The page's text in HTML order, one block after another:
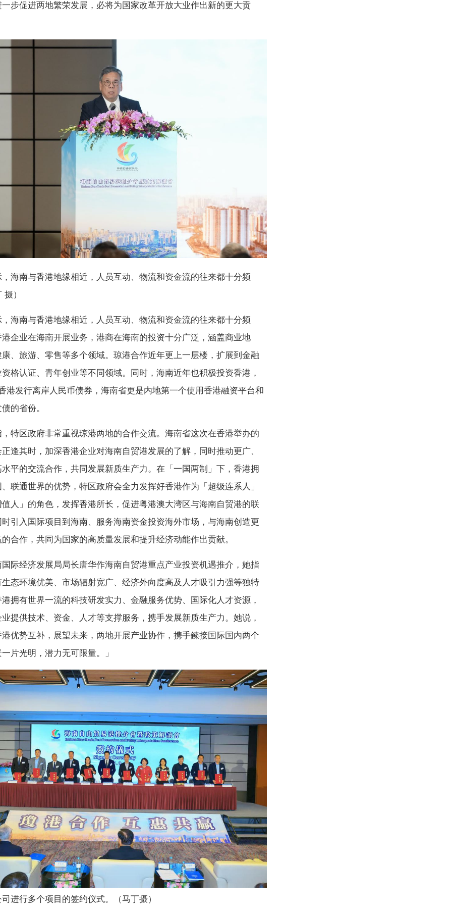
步促进两地繁荣发展，必将为国家改革开放大业作出新的更大贡
海南与香港地缘相近，人员互动、物流和资金流的往来都十分频
）
海南与香港地缘相近，人员互动、物流和资金流的往来都十分频
企业在海南开展业务，港商在海南的投资十分广泛，涵盖商业地
、旅游、零售等多个领域。琼港合作近年更上一层楼，扩展到金融
格认证、青年创业等不同领域。同时，海南近年也积极投资香港，
港发行离岸人民币债券，海南省更是内地第一个使用香港融资平台和
的省份。
特区政府非常重视琼港两地的合作交流。海南省这次在香港举办的
逢其时，加深香港企业对海南自贸港发展的了解，同时推动更广、
平的交流合作，共同发展新质生产力。在「一国两制」下，香港拥
联通世界的优势，特区政府会全力发挥好香港作为「超级连系人」
人」的角色，发挥香港所长，促进粤港澳大湾区与海南自贸港的联
引入国际项目到海南、服务海南资金投资海外市场，与海南创造更
合作，共同为国家的高质量发展和提升经济动能作出贡献。
际经济发展局局长唐华作海南自贸港重点产业投资机遇推介，她指
态环境优美、市场辐射宽广、经济外向度高及人才吸引力强等独特
拥有世界一流的科技研发实力、金融服务优势、国际化人才资源，
提供技术、资金、人才等支撑服务，携手发展新质生产力。她说，
优势互补，展望未来，两地开展产业协作，携手鍊接国际国内两个
片光明，潜力无可限量。」
进行多个项目的签约仪式。（马丁摄）